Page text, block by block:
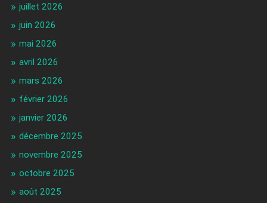
juillet 2026
juin 2026
mai 2026
avril 2026
mars 2026
février 2026
janvier 2026
décembre 2025
novembre 2025
octobre 2025
août 2025